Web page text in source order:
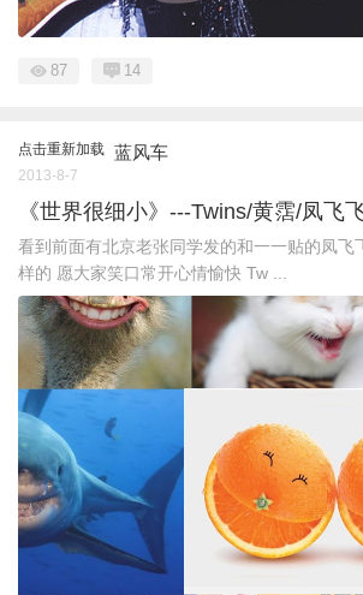
87 14
点击重新加载 蓝风车
2013-8-7
《世界很细小》---Twins/黄霑/凤飞
看到前面有北京老张同学发的和一一贴的凤飞
样的 愿大家笑口常开心情愉快 Tw ...